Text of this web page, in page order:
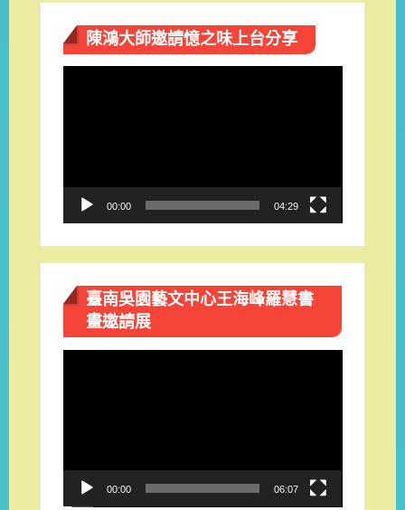
陳鴻大師邀請憶之味上台分享
00:00 04:29
臺南吳園藝文中心王海峰羅慧書
畫邀請展
00:00 06:07